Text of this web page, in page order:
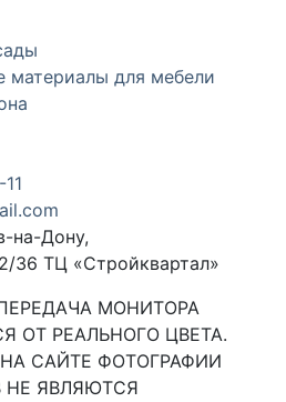
материалы для мебели
на-Дону,
36 ТЦ «Стройквартал»
МОНИТОРА
ОТ РЕАЛЬНОГО ЦВЕТА.
САЙТЕ ФОТОГРАФИИ
НЕ ЯВЛЯЮТСЯ